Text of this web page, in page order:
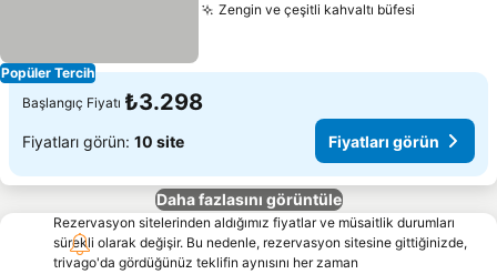
Popüler Tercih
Zengin ve çeşitli kahvaltı büfesi
Başlangıç Fiyatı ₺3.298
Fiyatları görün: 10 site Fiyatları görün
Daha fazlasını görüntüle
Rezervasyon sitelerinden aldığımız fiyatlar ve müsaitlik durumları
sürekli olarak değişir. Bu nedenle, rezervasyon sitesine gittiğinizde,
trivago'da gördüğünüz teklifin aynısını her zaman